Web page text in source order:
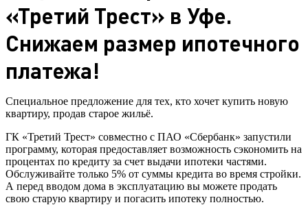
«Третий Трест» в Уфе.
Снижаем размер ипотечного
платежа!
Специальное предложение для тех, кто хочет купить новую
квартиру, продав старое жильё.
ГК «Третий Трест» совместно с ПАО «Сбербанк» запустили
программу, которая предоставляет возможность сэкономить на
процентах по кредиту за счет выдачи ипотеки частями.
Обслуживайте только 5% от суммы кредита во время стройки.
А перед вводом дома в эксплуатацию вы можете продать
свою старую квартиру и погасить ипотеку полностью.